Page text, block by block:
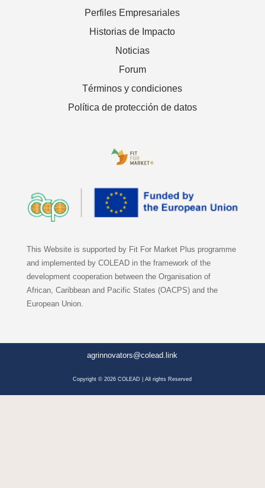
Perfiles Empresariales
Historias de Impacto
Noticias
Forum
Términos y condiciones
Política de protección de datos
This Website is supported by Fit For Market Plus programme
and implemented by COLEAD in the framework of the
development cooperation between the Organisation of
African, Caribbean and Pacific States (OACPS) and the
European Union.
agrinnovators@colead.link
Copyright © 2026 COLEAD | All rights Reserved